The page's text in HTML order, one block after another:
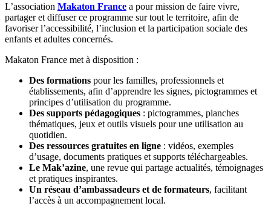
L’association Makaton France a pour mission de faire vivre,
partager et diffuser ce programme sur tout le territoire, afin de
favoriser l’accessibilité, l’inclusion et la participation sociale des
enfants et adultes concernés.
Makaton France met à disposition :
Des formations pour les familles, professionnels et
établissements, afin d’apprendre les signes, pictogrammes et
principes d’utilisation du programme.
Des supports pédagogiques : pictogrammes, planches
thématiques, jeux et outils visuels pour une utilisation au
quotidien.
Des ressources gratuites en ligne : vidéos, exemples
d’usage, documents pratiques et supports téléchargeables.
Le Mak’azine, une revue qui partage actualités, témoignages
et pratiques inspirantes.
Un réseau d’ambassadeurs et de formateurs, facilitant
l’accès à un accompagnement local.